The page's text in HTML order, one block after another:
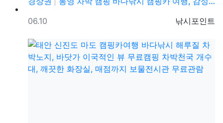
등록자
낚시포인트
등록일
06.10